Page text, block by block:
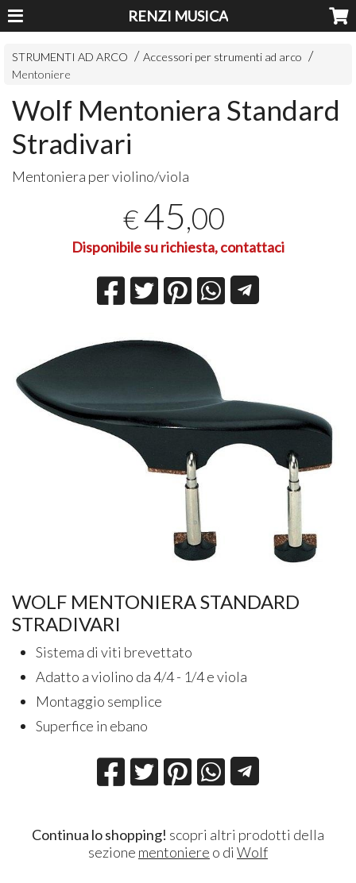
RENZI MUSICA
STRUMENTI AD ARCO
Accessori per strumenti ad arco
Mentoniere
Wolf Mentoniera Standard
Stradivari
Mentoniera per violino/viola
€45,00
Disponibile su richiesta, contattaci
WOLF MENTONIERA STANDARD
STRADIVARI
Sistema di viti brevettato
Adatto a violino da 4/4 - 1/4 e viola
Montaggio semplice
Superfice in ebano
Continua lo shopping! scopri altri prodotti della
sezione mentoniere o di Wolf